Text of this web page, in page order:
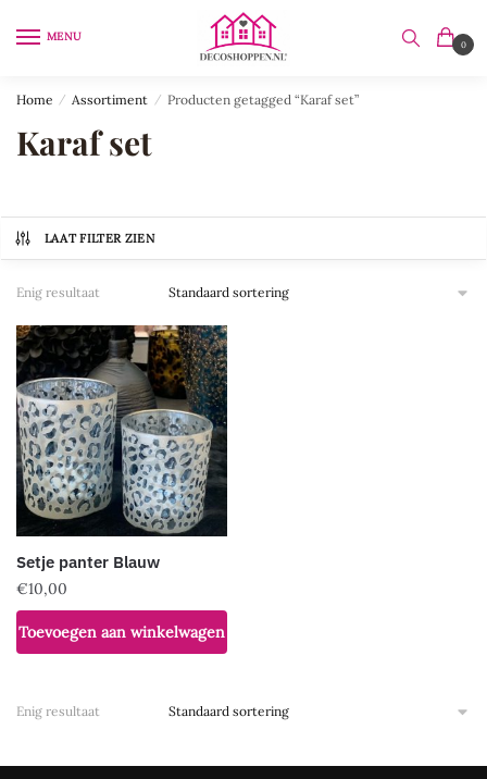
MENU
0
Home / Assortiment / Producten getagged “Karaf set”
Karaf set
LAAT FILTER ZIEN
Enig resultaat
Setje panter Blauw
€10,00
Toevoegen aan winkelwagen
Enig resultaat